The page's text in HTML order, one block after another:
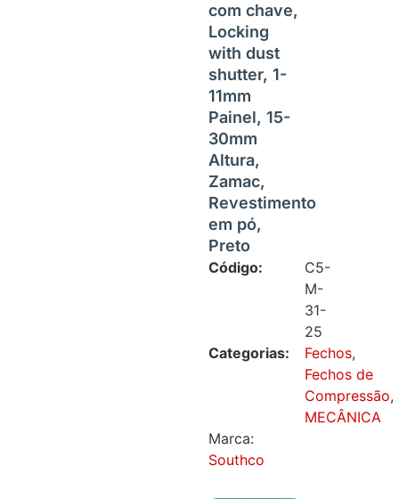
com chave,
Locking
with dust
shutter, 1-
11mm
Painel, 15-
30mm
Altura,
Zamac,
Revestimento
em pó,
Preto
Código:
C5-
M-
31-
25
Categorias:
Fechos,
Fechos de
Compressão,
MECÂNICA
Marca:
Southco